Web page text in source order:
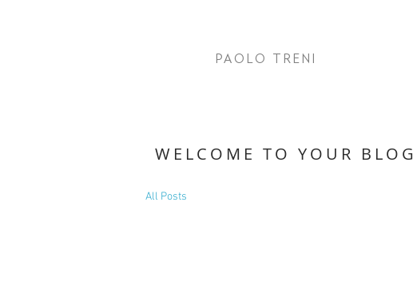
PAOLO TRENI
WELCOME TO YOUR BLOG
All Posts